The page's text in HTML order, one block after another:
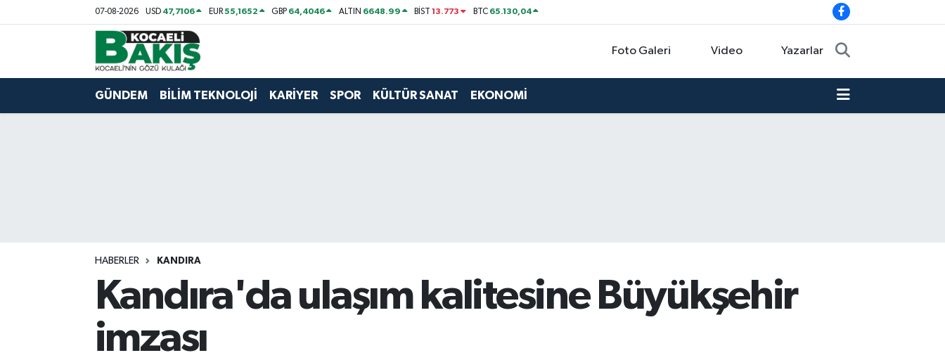
07-08-2026 USD 47,7106 EUR55,1652 GBP 64,4046 ALTIN 6648.99 BİST13.773 BTC 65.130,04
Foto Galeri Video Yazarlar
GÜNDEM BİLİM TEKNOLOJİ KARİYER SPOR KÜLTÜR SANAT EKONOMİ
HABERLER KANDIRA
Kandıra'da ulaşım kalitesine Büyükşehir
imzası
Kocaeli Nöbetçi Eczaneler
Kocaeli Hava Durumu